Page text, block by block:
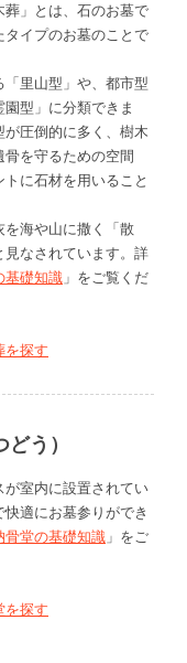
葬」とは、石のお墓で
タイプのお墓のことで
里山型」や、都市型
型」に分類できま
圧倒的に多く、樹木
を守るための空間
トに石材を用いること
を海や山に撒く「散
なされています。詳
基礎知識 」をご覧くだ
を探す
う）
室内に設置されてい
適にお墓参りができ
骨堂の基礎知識 」をご
を探す